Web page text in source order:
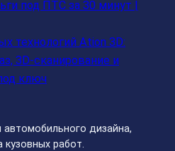
под ПТС за 30 минут |
технологий Ation 3D:
3D-сканирование и
ключ
дизайна,
работ.